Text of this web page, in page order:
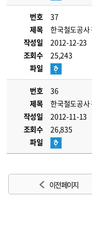
번호
37
제목
한국철도공사
작성일
2012-12-23
조회수
25,243
파일
번호
36
제목
한국철도공사
작성일
2012-11-13
조회수
26,835
파일
이전 페이지